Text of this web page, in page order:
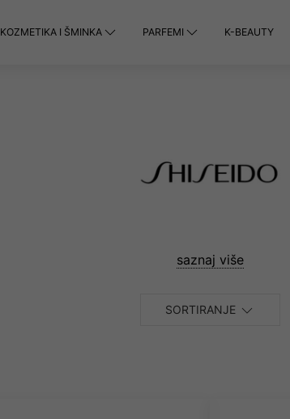
KOZMETIKA I ŠMINKA PARFEMI K-BEAUTY
saznaj više
SORTIRANJE